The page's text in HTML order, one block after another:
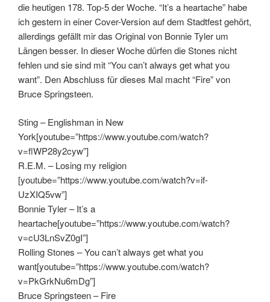
die heutigen 178. Top-5 der Woche. “It’s a heartache” habe
ich gestern in einer Cover-Version auf dem Stadtfest gehört,
allerdings gefällt mir das Original von Bonnie Tyler um
Längen besser. In dieser Woche dürfen die Stones nicht
fehlen und sie sind mit “You can’t always get what you
want”. Den Abschluss für dieses Mal macht “Fire” von
Bruce Springsteen.
Sting – Englishman in New
York[youtube=”https://www.youtube.com/watch?
v=flWP28y2cyw”]
R.E.M. – Losing my religion
[youtube=”https://www.youtube.com/watch?v=if-
UzXIQ5vw”]
Bonnie Tyler – It’s a
heartache[youtube=”https://www.youtube.com/watch?
v=cU3LnSvZ0gI”]
Rolling Stones – You can’t always get what you
want[youtube=”https://www.youtube.com/watch?
v=PkGrkNu6mDg”]
Bruce Springsteen – Fire